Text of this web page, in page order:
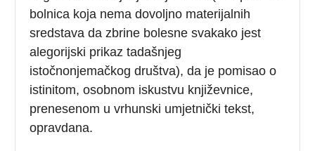
bolnica koja nema dovoljno materijalnih
sredstava da zbrine bolesne svakako jest
alegorijski prikaz tadašnjeg
istočnonjemačkog društva), da je pomisao o
istinitom, osobnom iskustvu književnice,
prenesenom u vrhunski umjetnički tekst,
opravdana.